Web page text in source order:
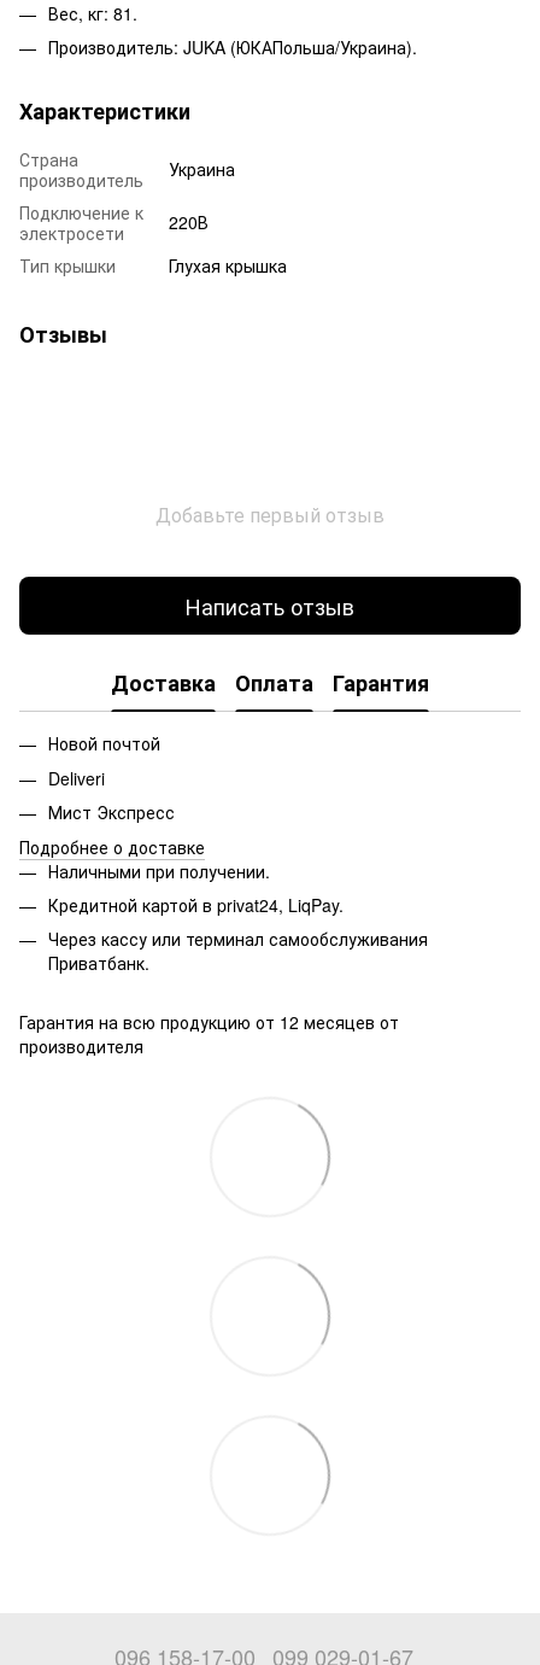
Вес, кг: 81.
Производитель: JUKA (ЮКАПольша/Украина).
Характеристики
Страна
производитель
Украина
Подключение к
электросети
220В
Тип крышки
Глухая крышка
Отзывы
Добавьте первый отзыв
Написать отзыв
Доставка Оплата Гарантия
Новой почтой
Deliveri
Мист Экспресс
Подробнее о доставке
Наличными при получении.
Кредитной картой в privat24, LiqPay.
Через кассу или терминал самообслуживания
Приватбанк.
Гарантия на всю продукцию от 12 месяцев от
производителя
096 158-17-00 099 029-01-67